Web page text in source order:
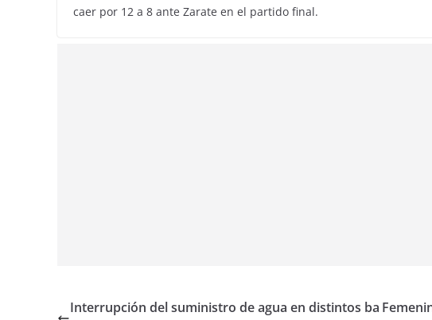
caer por 12 a 8 ante Zarate en el partido final.
Interrupción del suministro de agua en distintos ba